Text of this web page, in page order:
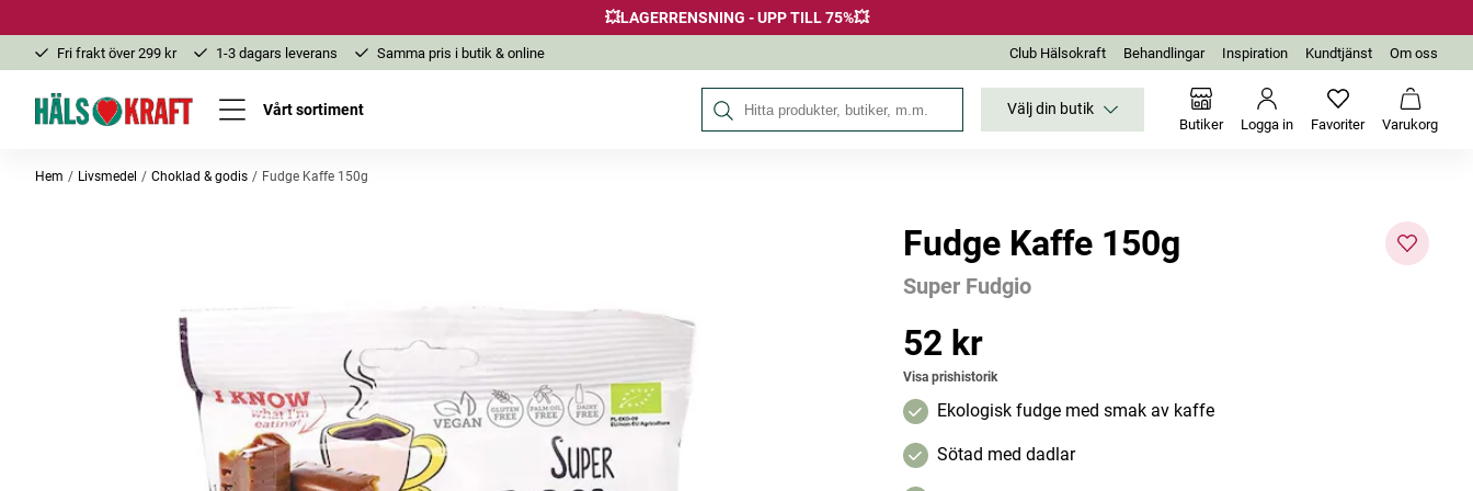
💥LAGERRENSNING - UPP TILL 75%💥
Fri frakt över 299 kr 1-3 dagars leverans Samma pris i butik & online Club Hälsokraft Behandlingar Inspiration Kundtjänst Om oss
Vårt sortiment Sök på Hälsokraft Välj din butik
Butiker Logga in FavoriterInga favoriter
Varukorg
Hem Livsmedel Choklad & godis Fudge Kaffe 150g
Andra köpte ocksåFudge Kaffe 150g
Super Fudgio
Pris: 52 kr
52 kr
Visa prishistorik
Ekologisk fudge med smak av kaffe
Sötad med dadlar